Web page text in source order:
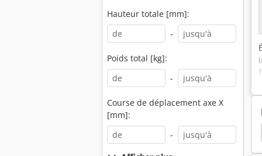
Hauteur totale [mm]:
-
Poids total [kg]:
-
Course de déplacement axe X
[mm]:
-
Perceuse À Colonne Rexon Perceuse Col